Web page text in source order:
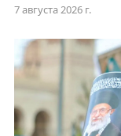
7 августа 2026 г.